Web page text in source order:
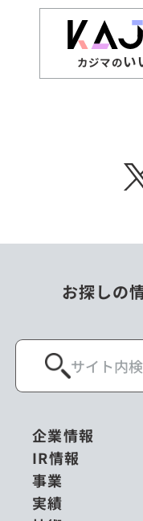
カジマのい
X
お探しの
企業情報
IR情報
事業
実績